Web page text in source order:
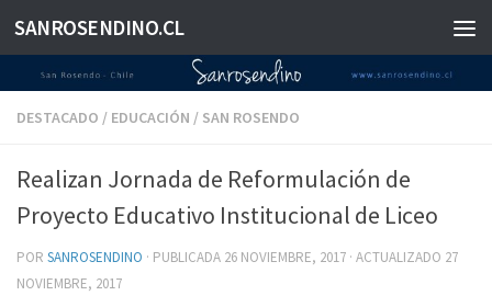
Saltar al contenido
SANROSENDINO.CL
DESTACADO / EDUCACIÓN / SAN ROSENDO
Realizan Jornada de Reformulación de
Proyecto Educativo Institucional de Liceo
POR SANROSENDINO · PUBLICADA 26 NOVIEMBRE, 2017 · ACTUALIZADO 27
NOVIEMBRE, 2017